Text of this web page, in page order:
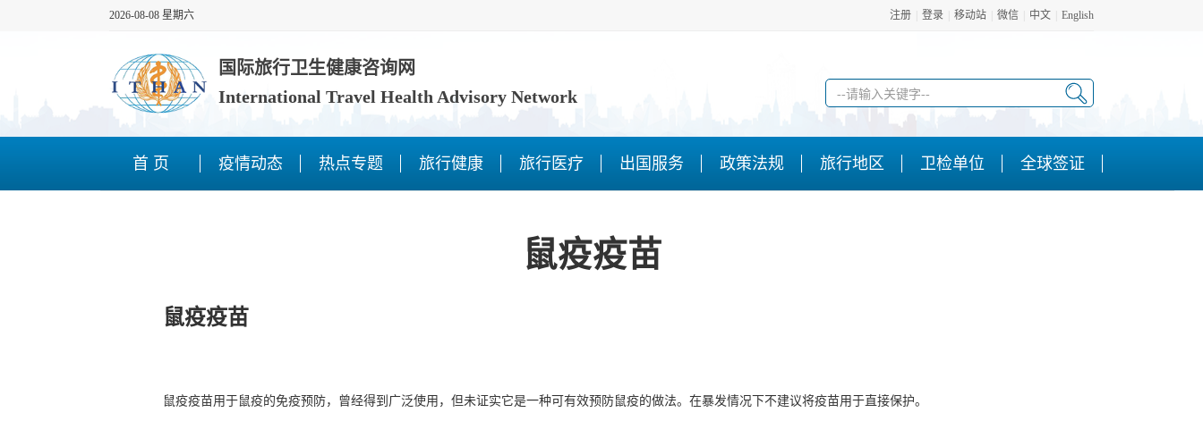
注册 登录 移动站 微信 中文 English
2026-08-08 星期六
国际旅行卫生健康咨询网
International Travel Health Advisory Network
首 页 疫情动态 热点专题 旅行健康 旅行医疗 出国服务 政策法规 旅行地区 卫检单位 全球签证
鼠疫疫苗
鼠疫疫苗
鼠疫疫苗用于鼠疫的免疫预防，曾经得到广泛使用，但未证实它是一种可有效预防鼠疫的做法。在暴发情况下不建议将疫苗用于直接保护。